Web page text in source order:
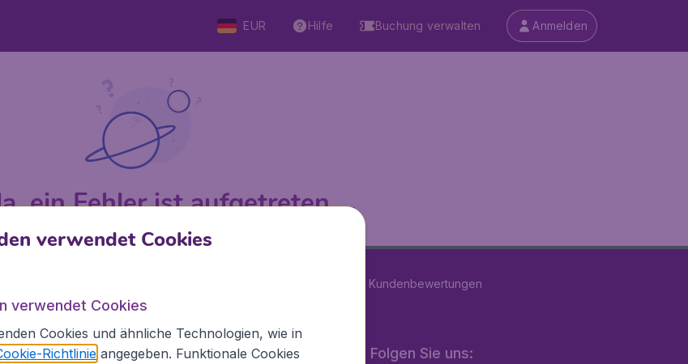
EUR Hilfe Buchung verwalten Anmelden
ein Fehler ist aufgetreten ...
Kundenbewertungen
Internationale Webseiten Folgen Sie uns:
verwendet Cookies
verwendet Cookies
Cookies und ähnliche Technologien, wie in
Richtlinieangegeben. Funktionale Cookies